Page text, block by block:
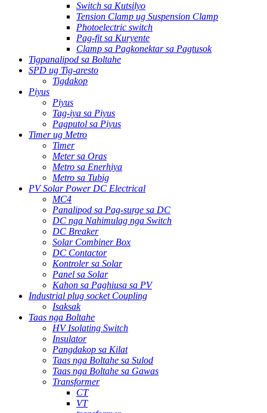
Switch sa Kutsilyo
Tension Clamp ug Suspension Clamp
Photoelectric switch
Pag-fit sa Kuryente
Clamp sa Pagkonektar sa Pagtusok
Tigpanalipod sa Boltahe
SPD ug Tig-aresto
Tigdakop
Piyus
Piyus
Tag-iya sa Piyus
Pagputol sa Piyus
Timer ug Metro
Timer
Meter sa Oras
Metro sa Enerhiya
Metro sa Tubig
PV Solar Power DC Electrical
MC4
Panalipod sa Pag-surge sa DC
DC nga Nahimulag nga Switch
DC Breaker
Solar Combiner Box
DC Contactor
Kontroler sa Solar
Panel sa Solar
Kahon sa Paghiusa sa PV
Industrial plug socket Coupling
Isaksak
Taas nga Boltahe
HV Isolating Switch
Insulator
Pangdakop sa Kilat
Taas nga Boltahe sa Sulod
Taas nga Boltahe sa Gawas
Transformer
CT
VT